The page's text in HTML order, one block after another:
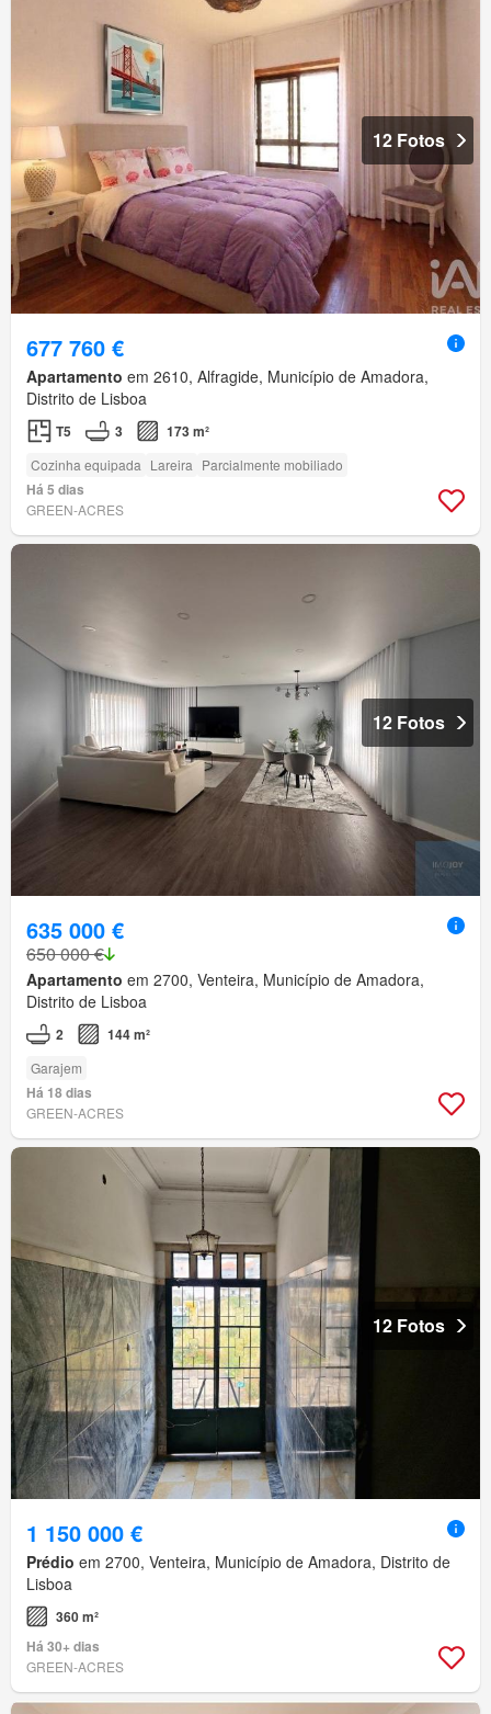
12 Fotos
677 760 €
Apartamento em 2610, Alfragide, Município de Amadora,
Distrito de Lisboa
T5 3 173 m²
Cozinha equipada Lareira Parcialmente mobiliado
Há 5 dias
GREEN-ACRES
12 Fotos
635 000 €
650 000 €
Apartamento em 2700, Venteira, Município de Amadora,
Distrito de Lisboa
2 144 m²
Garajem
Há 18 dias
GREEN-ACRES
12 Fotos
1 150 000 €
Prédio em 2700, Venteira, Município de Amadora, Distrito de
Lisboa
360 m²
Há 30+ dias
GREEN-ACRES